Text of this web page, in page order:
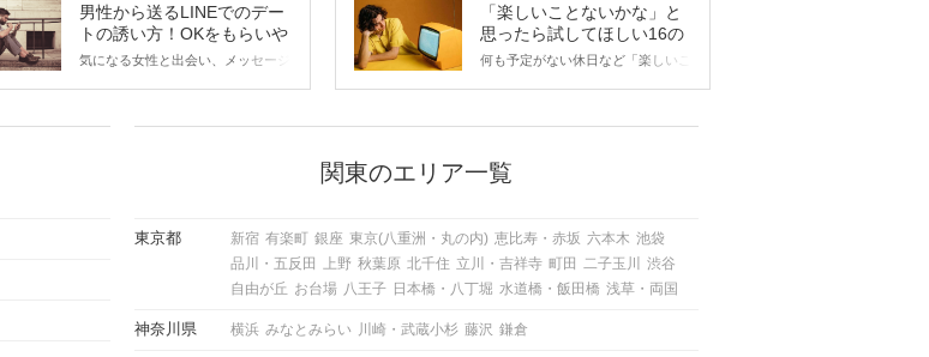
男性から送るLINEでのデー
トの誘い方！OKをもらいや
すいメッセージのコツは？
気になる女性と出会い、メッセージ
も混じえながら解説するので、ぜひ
「楽しいことないかな」と
思ったら試してほしい16の
こと
何も予定がない休日など「楽しいこ
になれる対処法から、恋愛・自分磨
き・趣味などジャンル別の楽しいこ
とを探している方は必見です。
関東のエリア一覧
東京都 新宿 有楽町 銀座 東京(八重洲・丸の内) 恵比寿・赤坂 六本木 池袋
品川・五反田
上野 秋葉原 北千住 立川・吉祥寺 町田 二子玉川
渋谷
自由が丘 お台場 八王子 日本橋・八丁堀 水道橋・飯田橋 浅草・両国
神奈川県 横浜 みなとみらい 川崎・武蔵小杉 藤沢 鎌倉